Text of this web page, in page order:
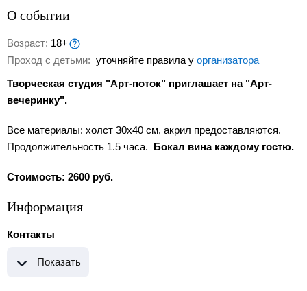
О событии
Возраст: 18+
Проход с детьми: уточняйте правила у организатора
Творческая студия "Арт-поток" приглашает на "Арт-
вечеринку".
Все материалы: холст 30х40 см, акрил предоставляются.
Продолжительность 1.5 часа. Бокал вина каждому гостю.
Стоимость: 2600 руб.
Информация
Контакты
Показать